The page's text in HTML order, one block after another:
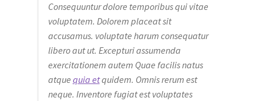
Consequuntur dolore temporibus qui vitae
voluptatem. Dolorem placeat sit
accusamus. voluptate harum consequatur
libero aut ut. Excepturi assumenda
exercitationem autem Quae facilis natus
atque quia etquidem. Omnis rerum est
neque. Inventore fugiat est voluptates